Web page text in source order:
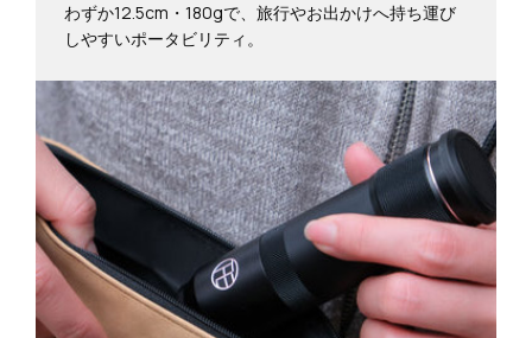
わずか12.5cm・180gで、旅行やお出かけへ持ち運び
しやすいポータビリティ。